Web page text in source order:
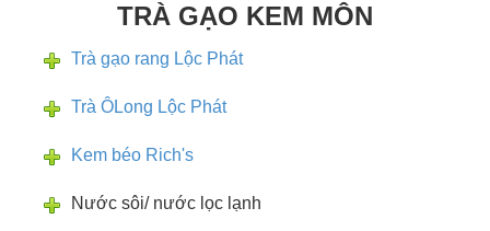
TRÀ GẠO KEM MÔN
Trà gạo rang Lộc Phát
Trà ÔLong Lộc Phát
Kem béo Rich's
Nước sôi/ nước lọc lạnh